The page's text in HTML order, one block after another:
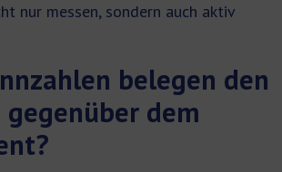
nur messen, sondern auch aktiv
belegen den
dem